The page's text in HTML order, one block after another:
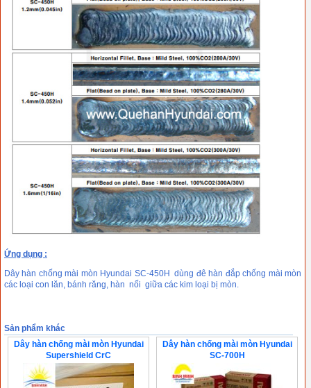
Ứng dụng :
Dây hàn chống mài mòn Hyundai SC-450H dùng đê hàn đắp chống mài mòn
các loại con lăn, bánh răng, hàn nối giữa các kim loại bị mòn.
Sản phẩm khác
Dây hàn chống mài mòn Hyundai
Supershield CrC
Dây hàn chống mài mòn Hyundai
SC-700H